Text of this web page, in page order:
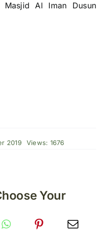
Masjid Al Iman Dusun
2019
Views: 1676
Your